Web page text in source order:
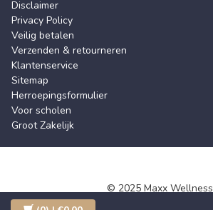
Disclaimer
Privacy Policy
Veilig betalen
Verzenden & retourneren
Klantenservice
Sitemap
Herroepingsformulier
Voor scholen
Groot Zakelijk
© 2025 Maxx Wellness